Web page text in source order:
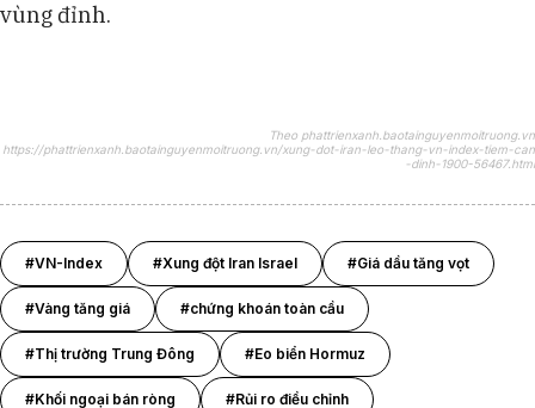
vùng đỉnh.
Theo phattrienxanh.baotainguyenmoitruong.vn
https://phattrienxanh.baotainguyenmoitruong.vn/xung-dot-iran-leo-thang-vn-index-tiem-can
-dinh-1900-56467.html
#VN-Index #Xung đột Iran Israel #Giá dầu tăng vọt
#Vàng tăng giá #chứng khoán toàn cầu
#Thị trường Trung Đông #Eo biển Hormuz
#Khối ngoại bán ròng #Rủi ro điều chỉnh